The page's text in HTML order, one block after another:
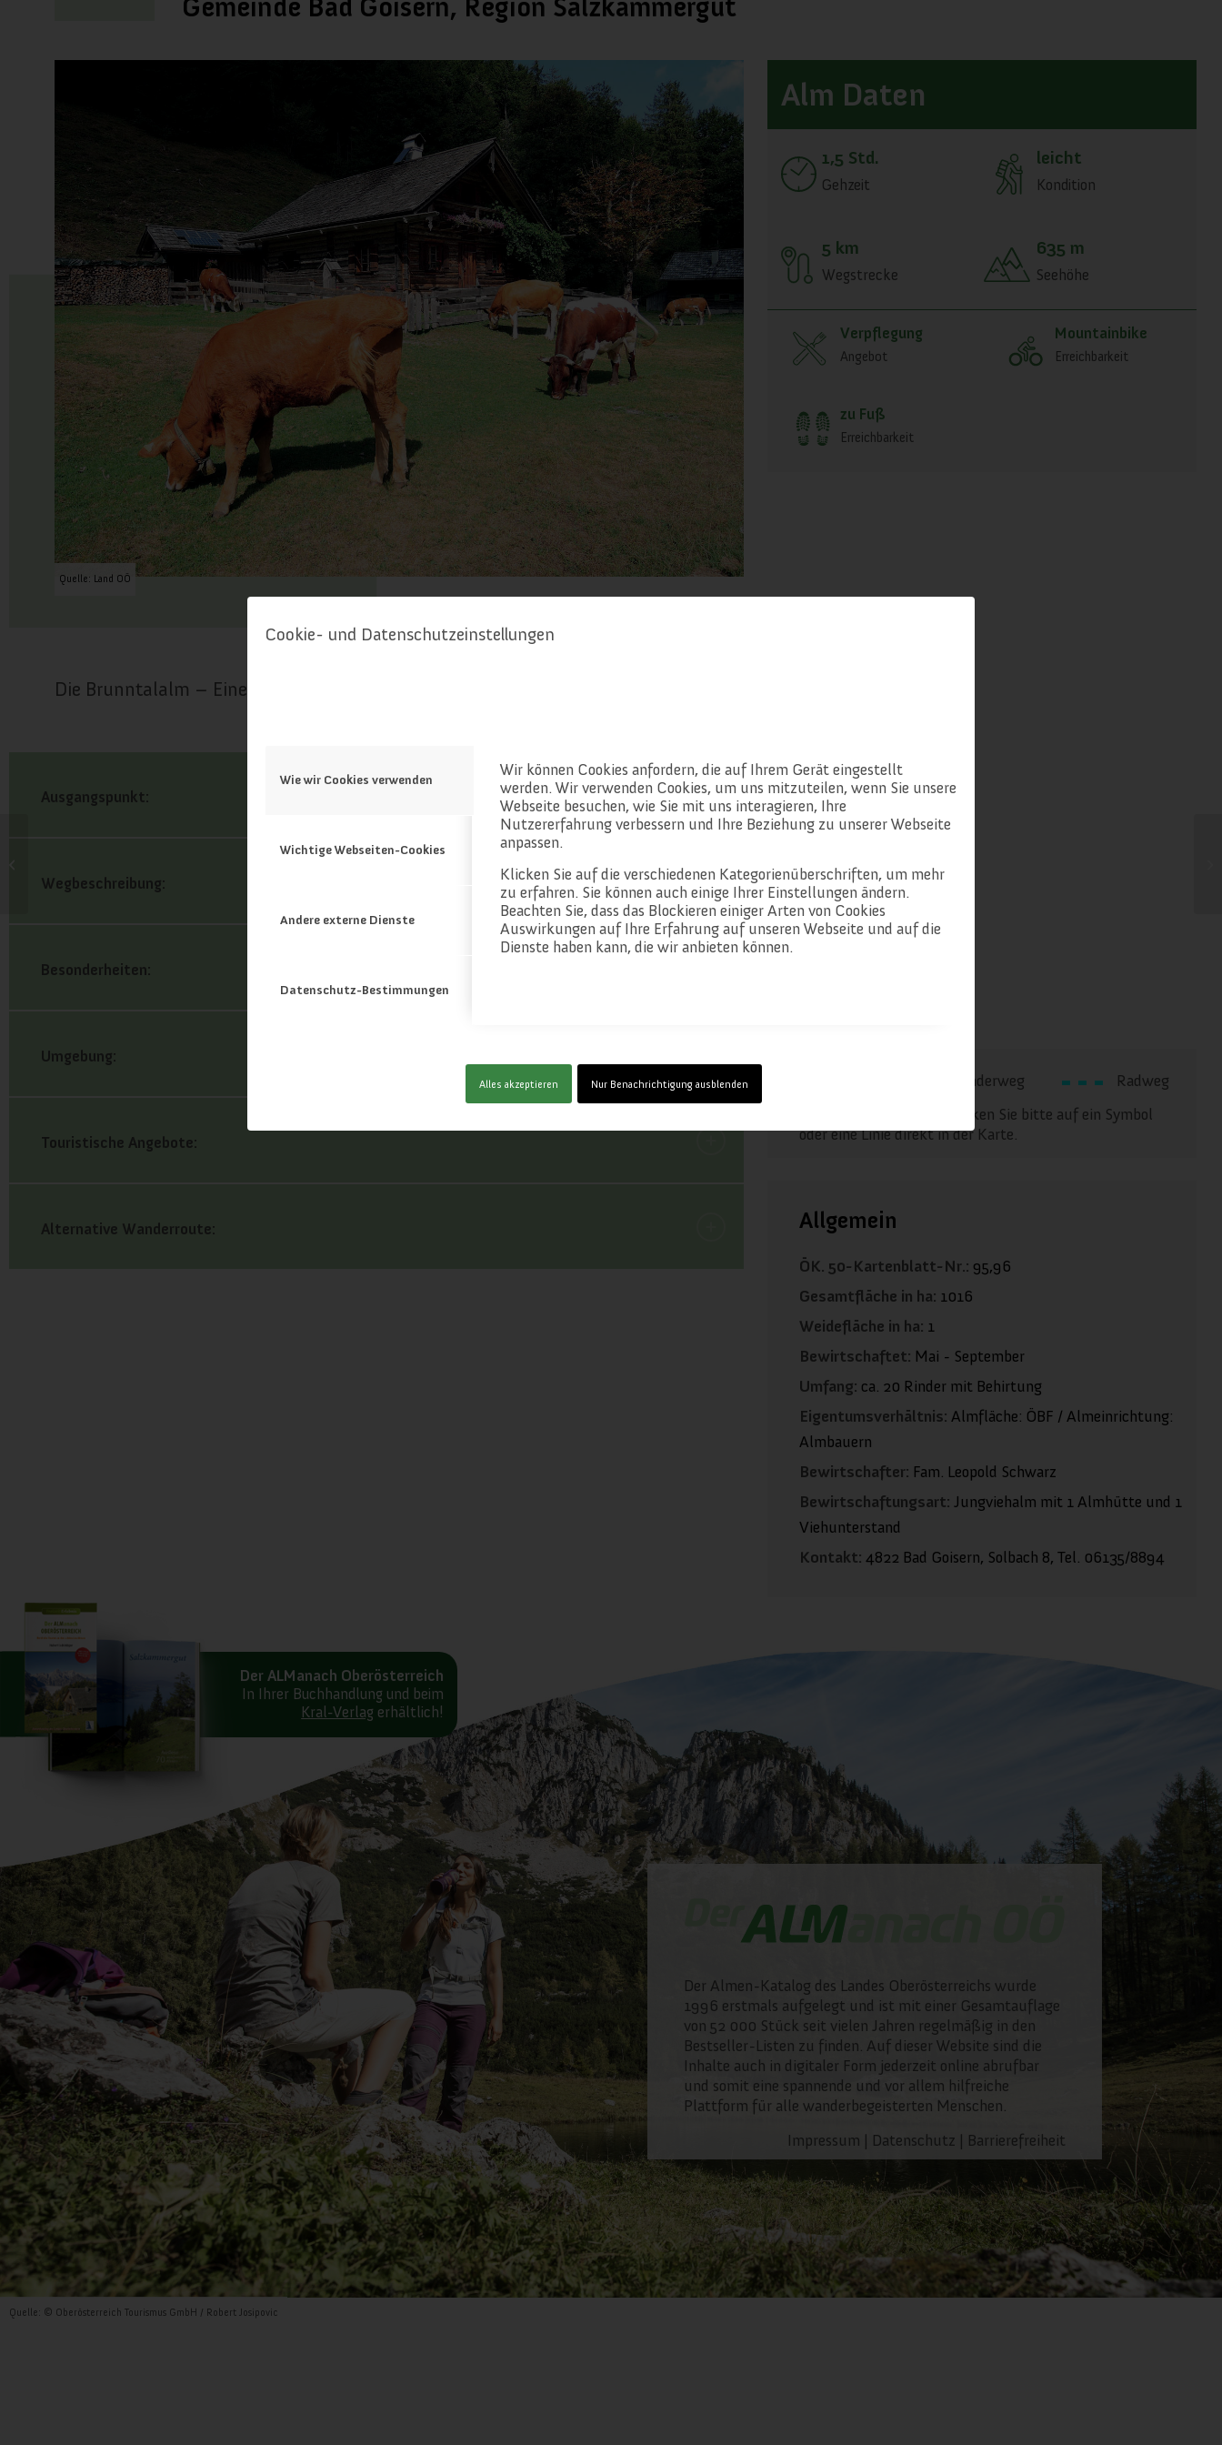
Cookie- und Datenschutzeinstellungen
Wie wir Cookies verwenden
Wichtige Webseiten-Cookies
Andere externe Dienste
Datenschutz-Bestimmungen
Wir können Cookies anfordern, die auf Ihrem Gerät eingestellt
werden. Wir verwenden Cookies, um uns mitzuteilen, wenn Sie unsere
Webseite besuchen, wie Sie mit uns interagieren, Ihre
Nutzererfahrung verbessern und Ihre Beziehung zu unserer Webseite
anpassen.
Klicken Sie auf die verschiedenen Kategorienüberschriften, um mehr
zu erfahren. Sie können auch einige Ihrer Einstellungen ändern.
Beachten Sie, dass das Blockieren einiger Arten von Cookies
Auswirkungen auf Ihre Erfahrung auf unseren Webseite und auf die
Dienste haben kann, die wir anbieten können.
Alles akzeptieren Nur Benachrichtigung ausblenden
Gemeinde Bad Goisern, Region Salzkammergut
Quelle: Land OÖ
Die Brunntalalm – Eine Alm mit viel Idealismus gepflegt und erweitert
Ausgangspunkt:
Wegbeschreibung:
Besonderheiten:
Umgebung:
Touristische Angebote:
Alternative Wanderroute:
Alm Daten
1,5 Std.
Gehzeit
leicht
Kondition
5 km
Wegstrecke
635 m
Seehöhe
Verpflegung
Angebot
Mountainbike
Erreichbarkeit
zu Fuß
Erreichbarkeit
Wanderweg
Radweg
Klicken Sie bitte auf ein Symbol
oder eine Linie direkt in der Karte.
Allgemein
ÖK. 50-Kartenblatt-Nr.: 95,96
Gesamtfläche in ha: 1016
Weidefläche in ha: 1
Bewirtschaftet: Mai - September
Umfang: ca. 20 Rinder mit Behirtung
Eigentumsverhältnis: Almfläche: ÖBF / Almeinrichtung:
Almbauern
Bewirtschafter: Fam. Leopold Schwarz
Bewirtschaftungsart:Jungviehalm mit 1 Almhütte und 1
Viehunterstand
Kontakt: 4822 Bad Goisern, Solbach 8, Tel. 06135/8894
Der ALManach Oberösterreich
In Ihrer Buchhandlung und beim
Kral-Verlag erhältlich!
Der Almen-Katalog des Landes Oberösterreichs wurde
1996 erstmals aufgelegt und ist mit einer Gesamtauflage
von 52 000 Stück seit vielen Jahren regelmäßig in den
Bestseller-Listen zu finden. Auf dieser Website sind die
Inhalte auch in digitaler Form jederzeit online abrufbar
und somit eine spannende und vor allem hilfreiche
Plattform für alle wanderbegeisterten Menschen.
Impressum | Datenschutz | Barrierefreiheit
Quelle: © Oberösterreich Tourismus GmbH / Robert Josipovic